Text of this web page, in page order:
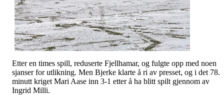
Etter en times spill, reduserte Fjellhamar, og fulgte opp med noen
sjanser for utlikning. Men Bjerke klarte å ri av presset, og i det 78.
minutt kriget Mari Aase inn 3-1 etter å ha blitt spilt gjennom av
Ingrid Milli.